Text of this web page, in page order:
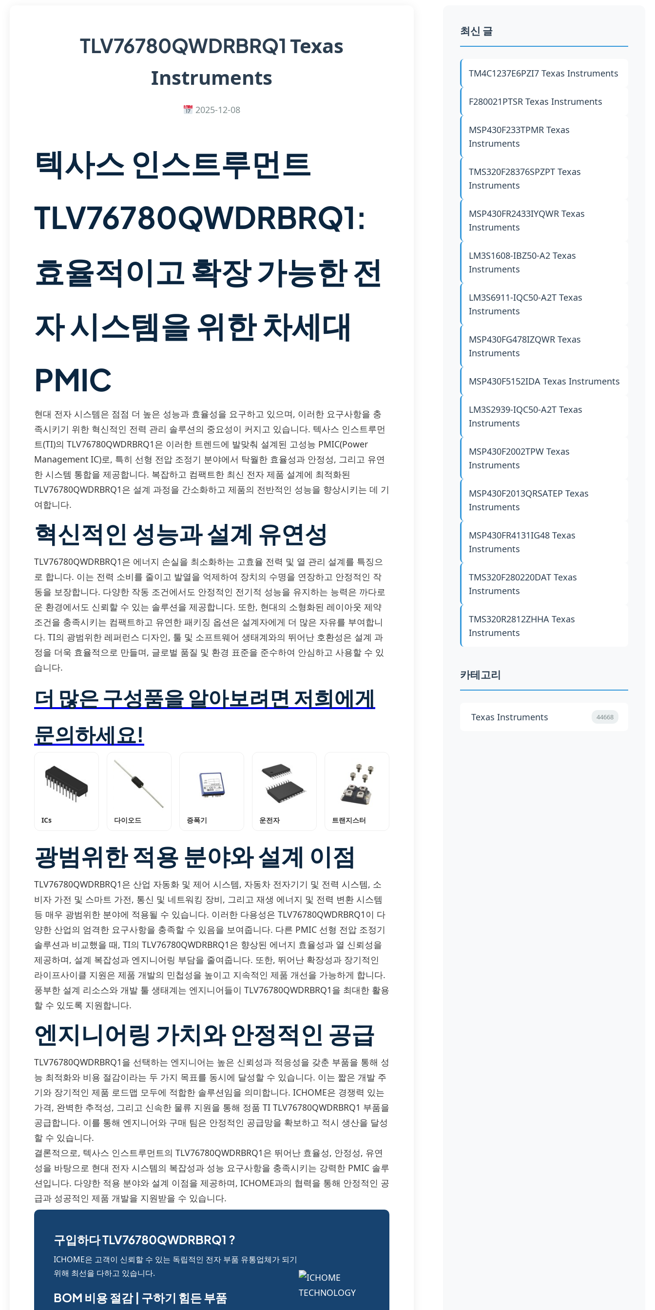
TLV76780QWDRBRQ1Texas
Instruments
2025-12-08
텍사스 인스트루먼트
TLV76780QWDRBRQ1:
효율적이고 확장 가능한 전
자 시스템을 위한 차세대
PMIC
현대 전자 시스템은 점점 더 높은 성능과 효율성을 요구하고 있으며, 이러한 요구사항을 충
족시키기 위한 혁신적인 전력 관리 솔루션의 중요성이 커지고 있습니다. 텍사스 인스트루먼
트(TI)의 TLV76780QWDRBRQ1은 이러한 트렌드에 발맞춰 설계된 고성능 PMIC(Power
Management IC)로, 특히 선형 전압 조정기 분야에서 탁월한 효율성과 안정성, 그리고 유연
한 시스템 통합을 제공합니다. 복잡하고 컴팩트한 최신 전자 제품 설계에 최적화된
TLV76780QWDRBRQ1은 설계 과정을 간소화하고 제품의 전반적인 성능을 향상시키는 데 기
여합니다.
혁신적인 성능과 설계 유연성
TLV76780QWDRBRQ1은 에너지 손실을 최소화하는 고효율 전력 및 열 관리 설계를 특징으
로 합니다. 이는 전력 소비를 줄이고 발열을 억제하여 장치의 수명을 연장하고 안정적인 작
동을 보장합니다. 다양한 작동 조건에서도 안정적인 전기적 성능을 유지하는 능력은 까다로
운 환경에서도 신뢰할 수 있는 솔루션을 제공합니다. 또한, 현대의 소형화된 레이아웃 제약
조건을 충족시키는 컴팩트하고 유연한 패키징 옵션은 설계자에게 더 많은 자유를 부여합니
다. TI의 광범위한 레퍼런스 디자인, 툴 및 소프트웨어 생태계와의 뛰어난 호환성은 설계 과
정을 더욱 효율적으로 만들며, 글로벌 품질 및 환경 표준을 준수하여 안심하고 사용할 수 있
습니다.
더 많은 구성품을 알아보려면 저희에게
문의하세요!
ICs 다이오드 증폭기 운전자 트랜지스터
광범위한 적용 분야와 설계 이점
TLV76780QWDRBRQ1은 산업 자동화 및 제어 시스템, 자동차 전자기기 및 전력 시스템, 소
비자 가전 및 스마트 가전, 통신 및 네트워킹 장비, 그리고 재생 에너지 및 전력 변환 시스템
등 매우 광범위한 분야에 적용될 수 있습니다. 이러한 다용성은 TLV76780QWDRBRQ1이 다
양한 산업의 엄격한 요구사항을 충족할 수 있음을 보여줍니다. 다른 PMIC 선형 전압 조정기
솔루션과 비교했을 때, TI의 TLV76780QWDRBRQ1은 향상된 에너지 효율성과 열 신뢰성을
제공하며, 설계 복잡성과 엔지니어링 부담을 줄여줍니다. 또한, 뛰어난 확장성과 장기적인
라이프사이클 지원은 제품 개발의 민첩성을 높이고 지속적인 제품 개선을 가능하게 합니다.
풍부한 설계 리소스와 개발 툴 생태계는 엔지니어들이 TLV76780QWDRBRQ1을 최대한 활용
할 수 있도록 지원합니다.
엔지니어링 가치와 안정적인 공급
TLV76780QWDRBRQ1을 선택하는 엔지니어는 높은 신뢰성과 적응성을 갖춘 부품을 통해 성
능 최적화와 비용 절감이라는 두 가지 목표를 동시에 달성할 수 있습니다. 이는 짧은 개발 주
기와 장기적인 제품 로드맵 모두에 적합한 솔루션임을 의미합니다. ICHOME은 경쟁력 있는
가격, 완벽한 추적성, 그리고 신속한 물류 지원을 통해 정품 TI TLV76780QWDRBRQ1 부품을
공급합니다. 이를 통해 엔지니어와 구매 팀은 안정적인 공급망을 확보하고 적시 생산을 달성
할 수 있습니다.
결론적으로, 텍사스 인스트루먼트의 TLV76780QWDRBRQ1은 뛰어난 효율성, 안정성, 유연
성을 바탕으로 현대 전자 시스템의 복잡성과 성능 요구사항을 충족시키는 강력한 PMIC 솔루
션입니다. 다양한 적용 분야와 설계 이점을 제공하며, ICHOME과의 협력을 통해 안정적인 공
급과 성공적인 제품 개발을 지원받을 수 있습니다.
구입하다 TLV76780QWDRBRQ1 ?
ICHOME은 고객이 신뢰할 수 있는 독립적인 전자 부품 유통업체가 되기
위해 최선을 다하고 있습니다.
BOM 비용 절감 | 구하기 힘든 부품
최신 글
TM4C1237E6PZI7Texas Instruments
F280021PTSRTexas Instruments
MSP430F233TPMRTexas
Instruments
TMS320F28376SPZPTTexas
Instruments
MSP430FR2433IYQWRTexas
Instruments
LM3S1608-IBZ50-A2Texas
Instruments
LM3S6911-IQC50-A2TTexas
Instruments
MSP430FG478IZQWRTexas
Instruments
MSP430F5152IDATexas Instruments
LM3S2939-IQC50-A2TTexas
Instruments
MSP430F2002TPWTexas
Instruments
MSP430F2013QRSATEPTexas
Instruments
MSP430FR4131IG48Texas
Instruments
TMS320F280220DATTexas
Instruments
TMS320R2812ZHHATexas
Instruments
카테고리
Texas Instruments 44668